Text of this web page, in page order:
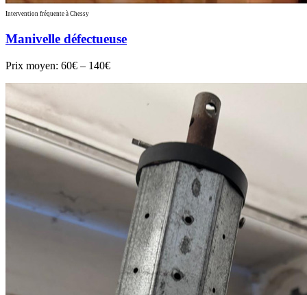
Intervention fréquente à Chessy
Manivelle défectueuse
Prix moyen: 60€ – 140€